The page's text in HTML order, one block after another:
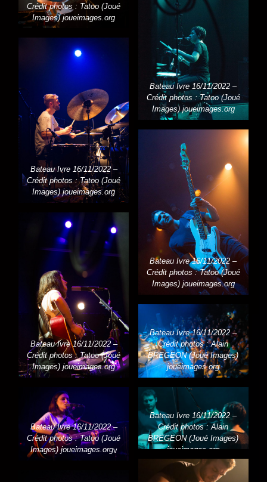
Crédit photos : Tatoo (Joué
Images) joueimages.org
Bateau Ivre 16/11/2022 –
Crédit photos : Tatoo (Joué
Images) joueimages.org
Bateau Ivre 16/11/2022 –
Crédit photos : Tatoo (Joué
Images) joueimages.org
Bateau Ivre 16/11/2022 –
Crédit photos : Tatoo (Joué
Images) joueimages.orgv
Bateau Ivre 16/11/2022 –
Crédit photos : Tatoo (Joué
Images) joueimages.org
Bateau Ivre 16/11/2022 –
Crédit photos : Tatoo (Joué
Images) joueimages.org
Bateau Ivre 16/11/2022 –
Crédit photos : Alain
BREGEON (Joué Images)
joueimages.org
Bateau Ivre 16/11/2022 –
Crédit photos : Alain
BREGEON (Joué Images)
joueimages.org